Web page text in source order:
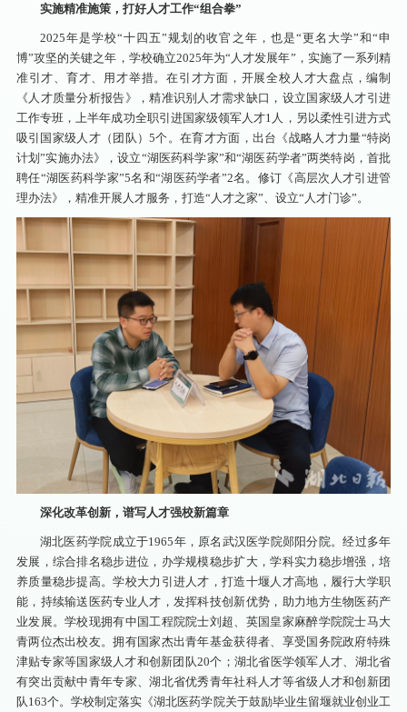
实施精准施策，打好人才工作“组合拳”
2025年是学校“十四五”规划的收官之年，也是“更名大学”和“申
博”攻坚的关键之年，学校确立2025年为“人才发展年”，实施了一系列精
准引才、育才、用才举措。在引才方面，开展全校人才大盘点，编制
《人才质量分析报告》，精准识别人才需求缺口，设立国家级人才引进
工作专班，上半年成功全职引进国家级领军人才1人，另以柔性引进方式
吸引国家级人才（团队）5个。在育才方面，出台《战略人才力量“特岗
计划”实施办法》，设立“湖医药科学家”和“湖医药学者”两类特岗，首批
聘任“湖医药科学家”5名和“湖医药学者”2名。修订《高层次人才引进管
理办法》，精准开展人才服务，打造“人才之家”、设立“人才门诊”。
深化改革创新，谱写人才强校新篇章
湖北医药学院成立于1965年，原名武汉医学院郧阳分院。经过多年
发展，综合排名稳步进位，办学规模稳步扩大，学科实力稳步增强，培
养质量稳步提高。学校大力引进人才，打造十堰人才高地，履行大学职
能，持续输送医药专业人才，发挥科技创新优势，助力地方生物医药产
业发展。学校现拥有中国工程院院士刘超、英国皇家麻醉学院院士马大
青两位杰出校友。拥有国家杰出青年基金获得者、享受国务院政府特殊
津贴专家等国家级人才和创新团队20个；湖北省医学领军人才、湖北省
有突出贡献中青年专家、湖北省优秀青年社科人才等省级人才和创新团
队163个。学校制定落实《湖北医药学院关于鼓励毕业生留堰就业创业工